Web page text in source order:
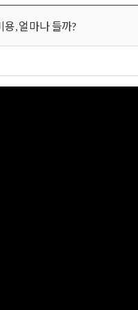
, 얼마나 들까?